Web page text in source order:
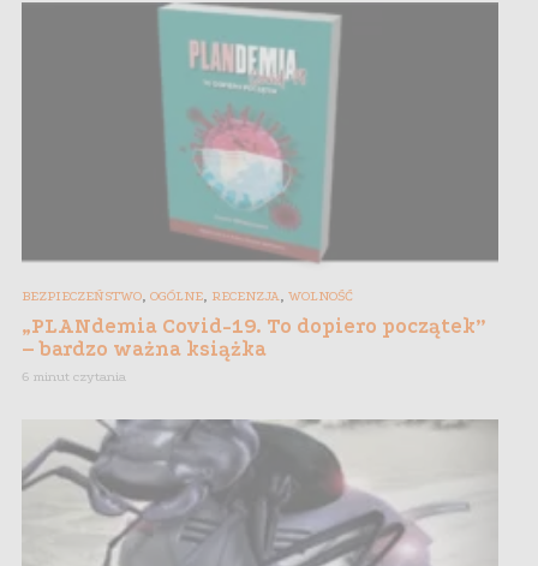
BEZPIECZEŃSTWO OGÓLNE RECENZJA WOLNOŚĆ
„PLANdemia Covid-19. To dopiero początek”
– bardzo ważna książka
6 minut czytania